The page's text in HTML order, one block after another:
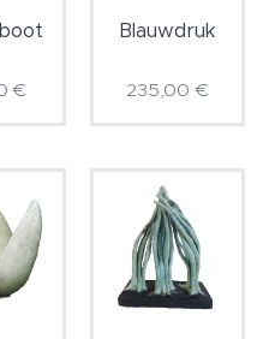
€
Blauwdruk
235,00 €